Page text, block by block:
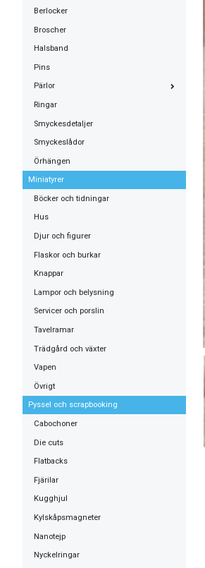
Berlocker
Broscher
Halsband
Pins
Pärlor
Ringar
Smyckesdetaljer
Smyckeslådor
Örhängen
Miniatyrer
Böcker och tidningar
Hus
Djur och figurer
Flaskor och burkar
Knappar
Lampor och belysning
Servicer och porslin
Tavelramar
Trädgård och växter
Vapen
Övrigt
Pyssel och scrapbooking
Cabochoner
Die cuts
Flatbacks
Fjärilar
Kugghjul
Kylskåpsmagneter
Nanotejp
Nyckelringar